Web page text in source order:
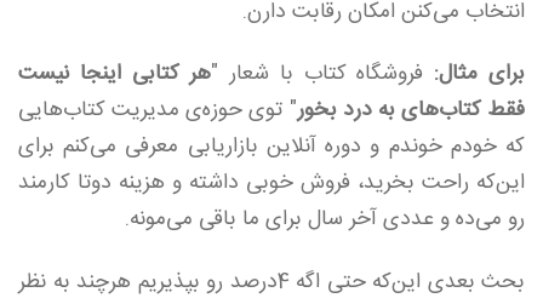
انتخاب می‌کنن امکان رقابت دارن.
برای مثال: فروشگاه کتاب با شعار "هر کتابی اینجا نیست
فقط کتاب‌های به درد بخور" توی حوزه‌ی مدیریت کتاب‌هایی
که خودم خوندم و دوره آنلاین بازاریابی معرفی می‌کنم برای
این‌که راحت بخرید، فروش خوبی داشته و هزینه دو‌تا کارمند
رو می‌ده و عددی آخر سال برای ما باقی می‌مونه.
بحث بعدی این‌که حتی اگه 4درصد رو بپذیریم هر‌چند به نظر